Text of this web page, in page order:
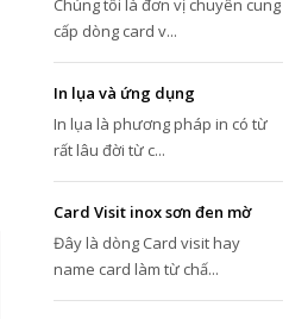
Chúng tôi là đơn vị chuyên cung
cấp dòng card v...
In lụa và ứng dụng
In lụa là phương pháp in có từ
rất lâu đời từ c...
Card Visit inox sơn đen mờ
Đây là dòng Card visit hay
name card làm từ chấ...